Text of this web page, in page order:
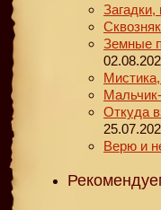
Загадки,
Сквозняк
Земные
Откуда
Верю и